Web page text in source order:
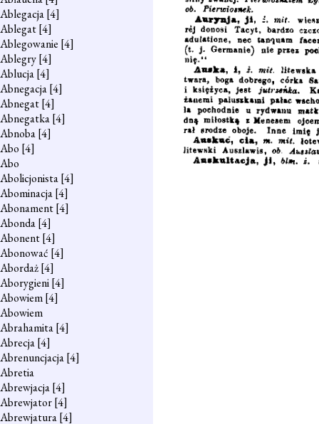
Ablegacja[4]
Ablegat[4]
Ablegowanie [4]
Ablegry[4]
Ablucja[4]
Abnegacja[4]
Abnegat[4]
Abnegatka[4]
Abnoba[4]
Abo [4]
Abo
Abolicjonista[4]
Abominacja[4]
Abonament[4]
Abonda[4]
Abonent[4]
Abonować [4]
Abordaż[4]
Aborygieni[4]
Abowiem[4]
Abowiem
Abrahamita[4]
Abrecja[4]
Abrenuncjacja[4]
Abretia
Abrewjacja[4]
Abrewjator[4]
Abrewjatura[4]